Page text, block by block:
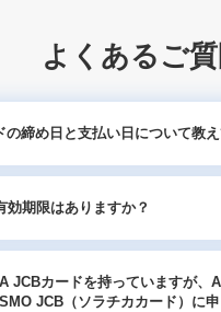
よくあるご質
の締め日と支払い日について教え
効期限はありますか？
JCBカードを持っていますが、
JCB（ソラチカカード）に